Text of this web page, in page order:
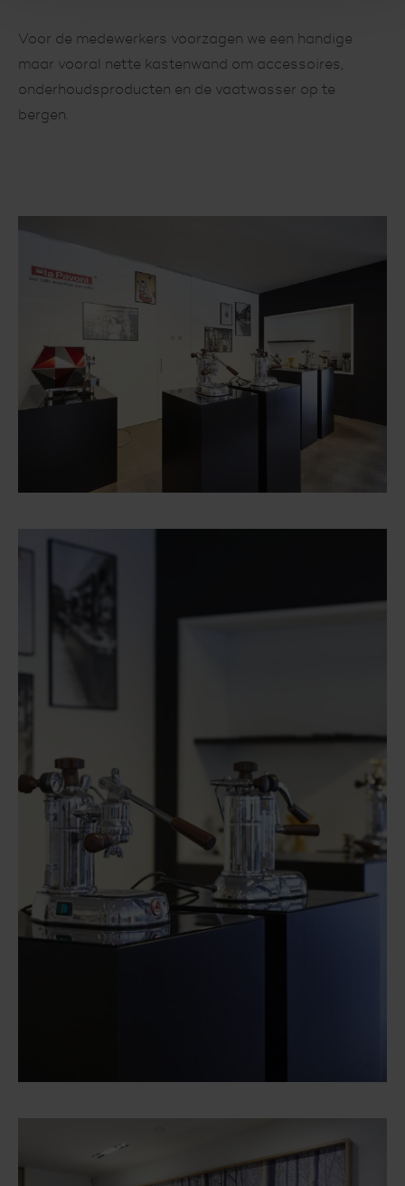
Voor de medewerkers voorzagen we een handige
maar vooral nette kastenwand om accessoires,
onderhoudsproducten en de vaatwasser op te
bergen.